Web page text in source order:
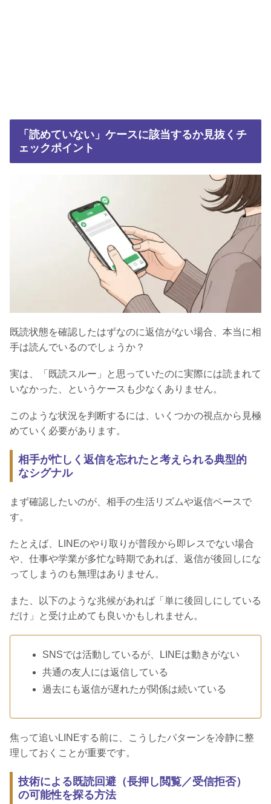
「読めていない」ケースに該当するか見抜くチ
ェックポイント
既読状態を確認したはずなのに返信がない場合、本当に相
手は読んでいるのでしょうか？
実は、「既読スルー」と思っていたのに実際には読まれて
いなかった、というケースも少なくありません。
このような状況を判断するには、いくつかの視点から見極
めていく必要があります。
相手が忙しく返信を忘れたと考えられる典型的
なシグナル
まず確認したいのが、相手の生活リズムや返信ペースで
す。
たとえば、LINEのやり取りが普段から即レスでない場合
や、仕事や学業が多忙な時期であれば、返信が後回しにな
ってしまうのも無理はありません。
また、以下のような兆候があれば「単に後回しにしている
だけ」と受け止めても良いかもしれません。
SNSでは活動しているが、LINEは動きがない
共通の友人には返信している
過去にも返信が遅れたが関係は続いている
焦って追いLINEする前に、こうしたパターンを冷静に整
理しておくことが重要です。
技術による既読回避（長押し閲覧／受信拒否）
の可能性を探る方法